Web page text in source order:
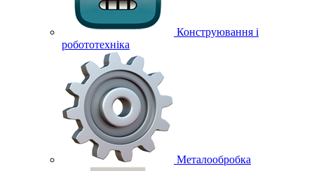
Конструювання і
робототехніка
Металообробка